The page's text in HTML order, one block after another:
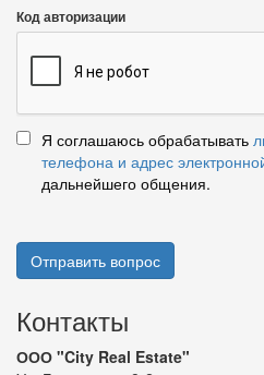
Код авторизации
Я соглашаюсь обрабатывать
телефона и адрес
дальнейшего общения.
Отправить вопрос
Контакты
ООО "City Real Estate"